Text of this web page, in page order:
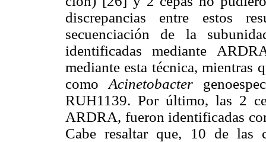
discrepancias entre estos
secuenciación de la
identificadas mediante
mediante esta técnica, mientras
como Acinetobacter
RUH1139. Por último, las 2
ARDRA, fueron identificadas
Cabe resaltar que, 10 de las